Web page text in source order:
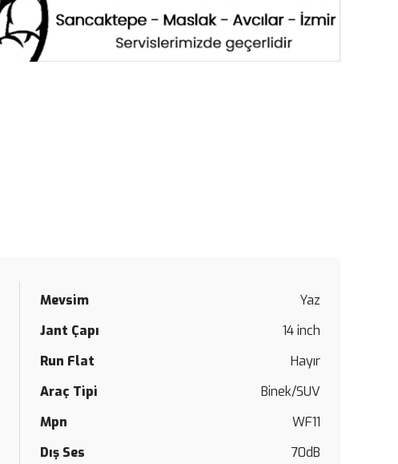
Mevsim
Yaz
Jant Çapı
14 inch
Run Flat
Hayır
Araç Tipi
Binek/SUV
Mpn
WF11
Dış Ses
70dB